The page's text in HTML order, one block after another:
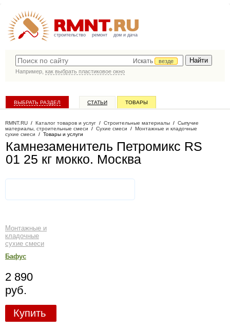
строительство ремонт дом и дача
Искать
везде
Например, как выбрать пластиковое окно
ВЫБРАТЬ РАЗДЕЛ СТАТЬИ ТОВАРЫ
RMNT.RU / Каталог товаров и услуг / Строительные материалы / Сыпучие
материалы, строительные смеси / Сухие смеси / Монтажные и кладочные
сухие смеси / Товары и услуги
Камнезаменитель Петромикс RS
01 25 кг мокко. Москва
Монтажные и
кладочные
сухие смеси
Бафус
2 890
руб.
Купить